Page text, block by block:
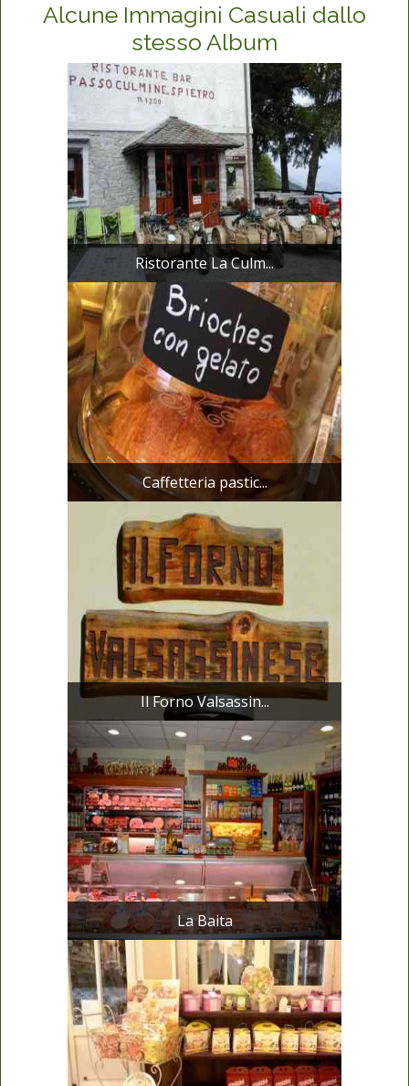
Alcune Immagini Casuali dallo
stesso Album
Ristorante La Culm...
Caffetteria pastic...
Il Forno Valsassin...
La Baita